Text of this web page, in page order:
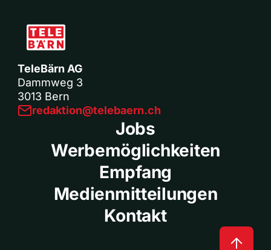
TeleBärn AG
Dammweg 3
3013 Bern
redaktion@telebaern.ch
Jobs
Werbemöglichkeiten
Empfang
Medienmitteilungen
Kontakt